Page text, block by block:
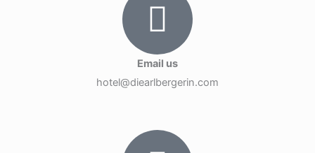
Email us
hotel@diearlbergerin.com